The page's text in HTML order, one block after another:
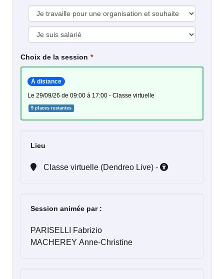
Choix de la session
À distance
le 29/09/26 de 09:00 à 17:00 - Classe virtuelle
9 places restantes
Lieu
Classe virtuelle (Dendreo Live) -
Session animée par :
PARISELLI Fabrizio
MACHEREY Anne-Christine